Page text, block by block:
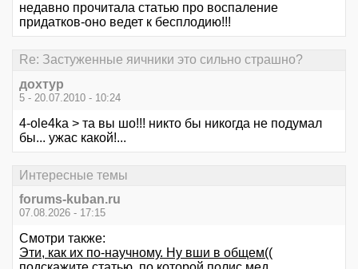
недавно прочитала статью про воспаление
придатков-оно ведет к бесплодию!!!
Re: Застуженные яичники это сильно страшно?
дохтур
5 - 20.07.2010 - 10:24
4-ole4ka > та вы шо!!! никто бы никогда не подумал
бы... ужас какой!...
Интересные темы
forums-kuban.ru
07.08.2026 - 17:15
Смотри также:
Эти, как их по-научному. Ну вши в общем((